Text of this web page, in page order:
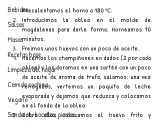
Bebidas
Salsas
Masas
Recetas base
Limpieza del hogar
Comida cochina
Vegano
Sandwich, bocatas, pizzas...
Precalentamos el horno a 180 ºC.
Introducimos la oblea en el molde de
magdalenas para darle forma. Horneamos 10
minutos.
Freímos unos huevos con un poco de aceite.
Hacemos los champiñones en dados (2 por cada
oblea) y los doramos en una sartén con un poco
de aceite de aroma de trufa, salamos; una vez
rehogados, vertemos un poquito de leche
evaporada y dejamos que reduzca y colocamos
en el fondo de la oblea.
Sobre ellos colocamos el huevo frito y